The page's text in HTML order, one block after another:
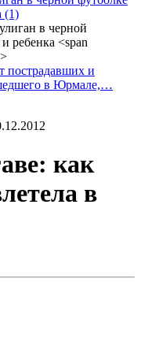
(1)
пострадавших и
в Юрмале,…
как
в